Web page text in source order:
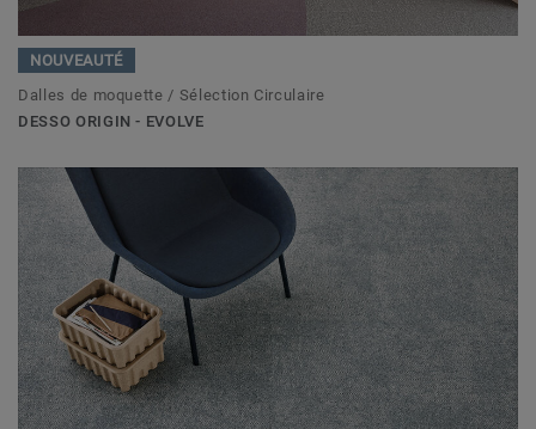
NOUVEAUTÉ
Dalles de moquette / Sélection Circulaire
DESSO ORIGIN - EVOLVE